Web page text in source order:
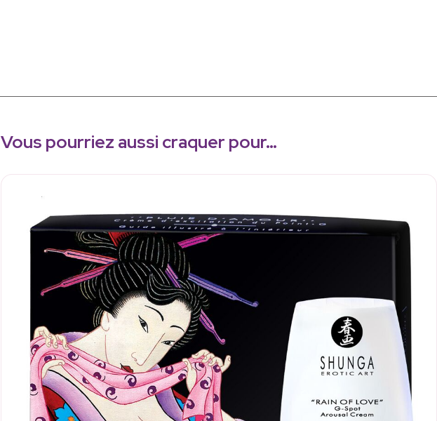
Vous pourriez aussi craquer pour…